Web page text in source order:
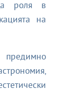
роля в
на